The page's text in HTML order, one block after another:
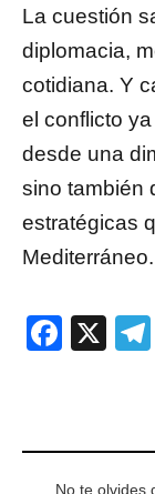
La cuestión
diplomacia,
cotidiana. Y
el conflicto
desde una
sino también
estratégicas
Mediterráneo.
X
No te olvides